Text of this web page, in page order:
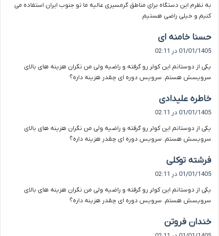
:
به نظرم این دستگاه برای مناطق گرمسیری عالیه ما تو جنوب ایران استفاده می
کنیم و خیلی راضی هستیم.
حسنا خامنه ای
ف
:
01/01/1405 در 02:11
یکی از دوستانم این کولر رو گرفته و راضیه ولی من نگران هزینه های بالای
سرویسش هستم. سرویس دوره ای چقدر هزینه داره؟
خاطره علیدادی
ف
:
01/01/1405 در 02:11
یکی از دوستانم این کولر رو گرفته و راضیه ولی من نگران هزینه های بالای
سرویسش هستم. سرویس دوره ای چقدر هزینه داره؟
فرشته توکلی
ف
:
01/01/1405 در 02:11
یکی از دوستانم این کولر رو گرفته و راضیه ولی من نگران هزینه های بالای
سرویسش هستم. سرویس دوره ای چقدر هزینه داره؟
خندان فروتن
ف